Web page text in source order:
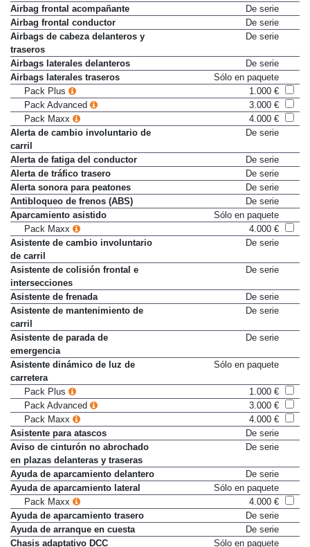
Airbag central delantero
De serie
Airbag frontal acompañante
De serie
Airbag frontal conductor
De serie
Airbags de cabeza delanteros y
traseros
Airbags laterales delanteros
De serie
Airbags laterales traseros
Sólo en paquete
Pack Plus
1.000 €
Pack Advanced
3.000 €
Pack Maxx
4.000 €
Alerta de cambio involuntario de
carril
Alerta de fatiga del conductor
De serie
Alerta de tráfico trasero
De serie
Alerta sonora para peatones
De serie
Antibloqueo de frenos (ABS)
De serie
Aparcamiento asistido
Sólo en paquete
Pack Maxx
4.000 €
Asistente de cambio involuntario
de carril
Asistente de colisión frontal e
intersecciones
Asistente de frenada
De serie
Asistente de mantenimiento de
carril
Asistente de parada de
emergencia
Asistente dinámico de luz de
carretera
Pack Plus
1.000 €
Pack Advanced
3.000 €
Pack Maxx
4.000 €
Asistente para atascos
De serie
Aviso de cinturón no abrochado
en plazas delanteras y traseras
Ayuda de aparcamiento delantero
De serie
Ayuda de aparcamiento lateral
Sólo en paquete
Pack Maxx
4.000 €
Ayuda de aparcamiento trasero
De serie
Ayuda de arranque en cuesta
De serie